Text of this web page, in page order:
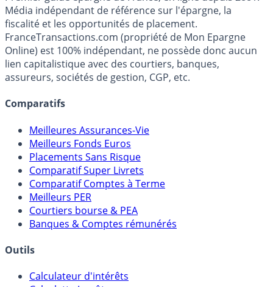
Premier guide épargne de France, en ligne depuis 2001.
Média indépendant de référence sur l'épargne, la
fiscalité et les opportunités de placement.
FranceTransactions.com (propriété de Mon Epargne
Online) est 100% indépendant, ne possède donc aucun
lien capitalistique avec des courtiers, banques,
Meilleures Assurances-Vie
Meilleurs Fonds Euros
Placements Sans Risque
Comparatif Super Livrets
Comparatif Comptes à Terme
Meilleurs PER
Courtiers bourse & PEA